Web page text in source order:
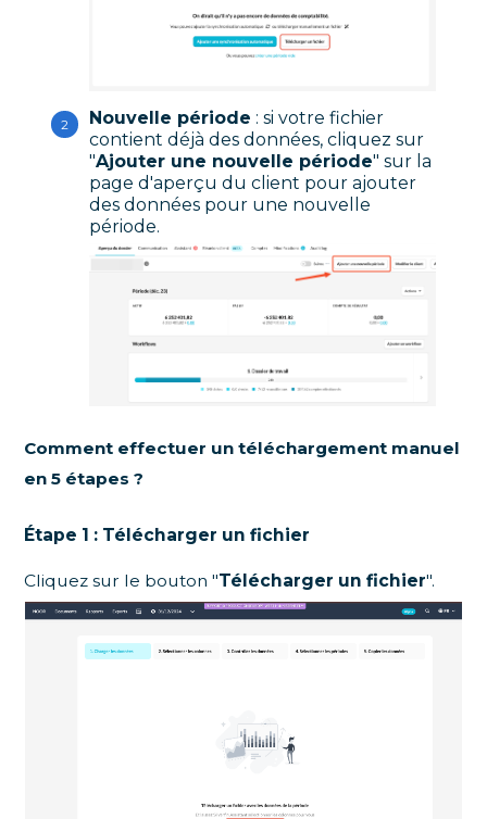
Nouvelle période : si votre fichier
contient déjà des données, cliquez sur
"Ajouter une nouvelle période" sur la
page d'aperçu du client pour ajouter
des données pour une nouvelle
période.
Comment effectuer un téléchargement manuel
en 5 étapes ?
Étape 1 : Télécharger un fichier
Cliquez sur le bouton "Télécharger un fichier".